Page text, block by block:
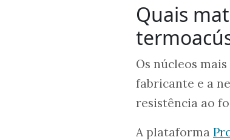
Quais
Os núcleos
fabricante e a
resistência ao
A plataforma